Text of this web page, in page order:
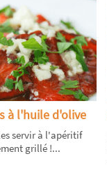
à l'huile d'olive
servir à l'apéritif
grillé !...